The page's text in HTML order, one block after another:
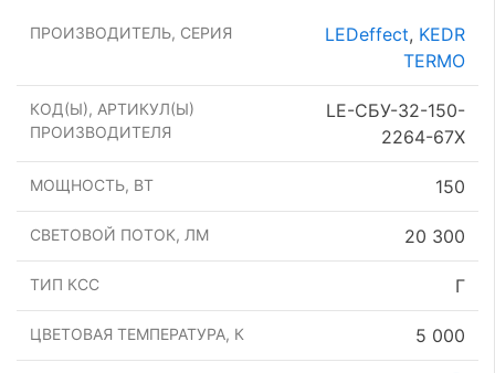
ПРОИЗВОДИТЕЛЬ, СЕРИЯ LEDeffect, KEDR
TERMO
КОД(Ы), АРТИКУЛ(Ы)
ПРОИЗВОДИТЕЛЯ
LE-СБУ-32-150-
2264-67Х
МОЩНОСТЬ, ВТ 150
СВЕТОВОЙ ПОТОК, ЛМ 20 300
ТИП КСС Г
ЦВЕТОВАЯ ТЕМПЕРАТУРА, К 5 000